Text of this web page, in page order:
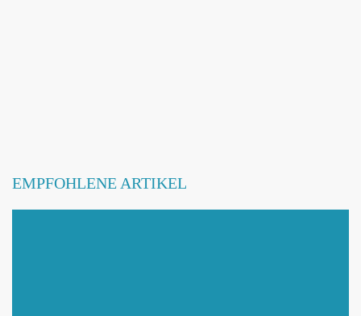
EMPFOHLENE ARTIKEL